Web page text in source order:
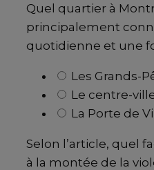
Quel quartier à
principalement
quotidienne et une
Les Grands-
Le centre-
La Porte de
Selon l’article, quel
à la montée de la